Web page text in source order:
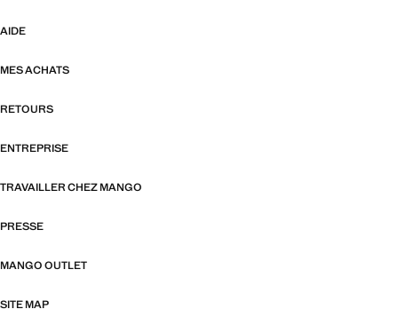
AIDE
MES ACHATS
RETOURS
ENTREPRISE
TRAVAILLER CHEZ MANGO
PRESSE
MANGO OUTLET
SITE MAP